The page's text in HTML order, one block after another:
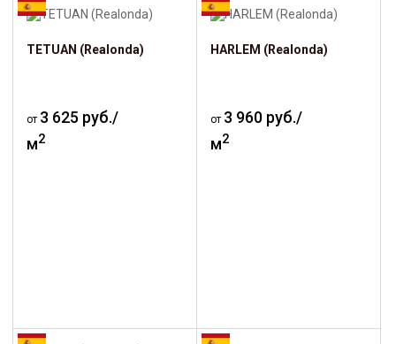
TETUAN (Realonda)
от 3 625 руб./
м2
HARLEM (Realonda)
от 3 960 руб./
м2